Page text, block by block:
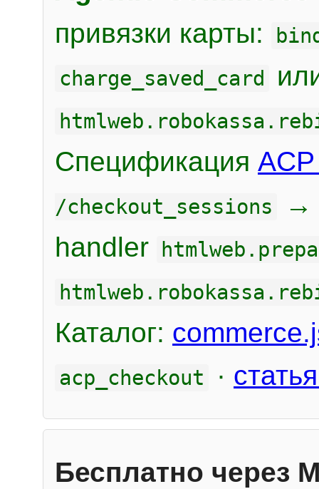
привязки карты:
charge_saved_card
Спецификация
/checkout_sessions
handler
Каталог:
acp_checkout ·
Бесплатно через